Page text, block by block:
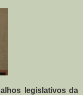
legislativos da